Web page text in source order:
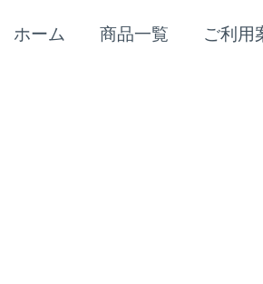
ホーム 商品一覧 ご利用